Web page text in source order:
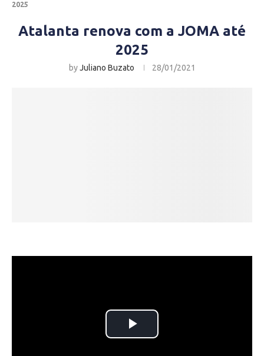
2025
Atalanta renova com a JOMA até
2025
byJuliano Buzato 28/01/2021